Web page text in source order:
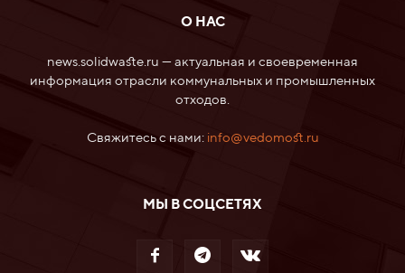
О НАС
news.solidwaste.ru — актуальная и своевременная
информация отрасли коммунальных и промышленных
отходов.
Свяжитесь с нами: info@vedomost.ru
МЫ В СОЦСЕТЯХ